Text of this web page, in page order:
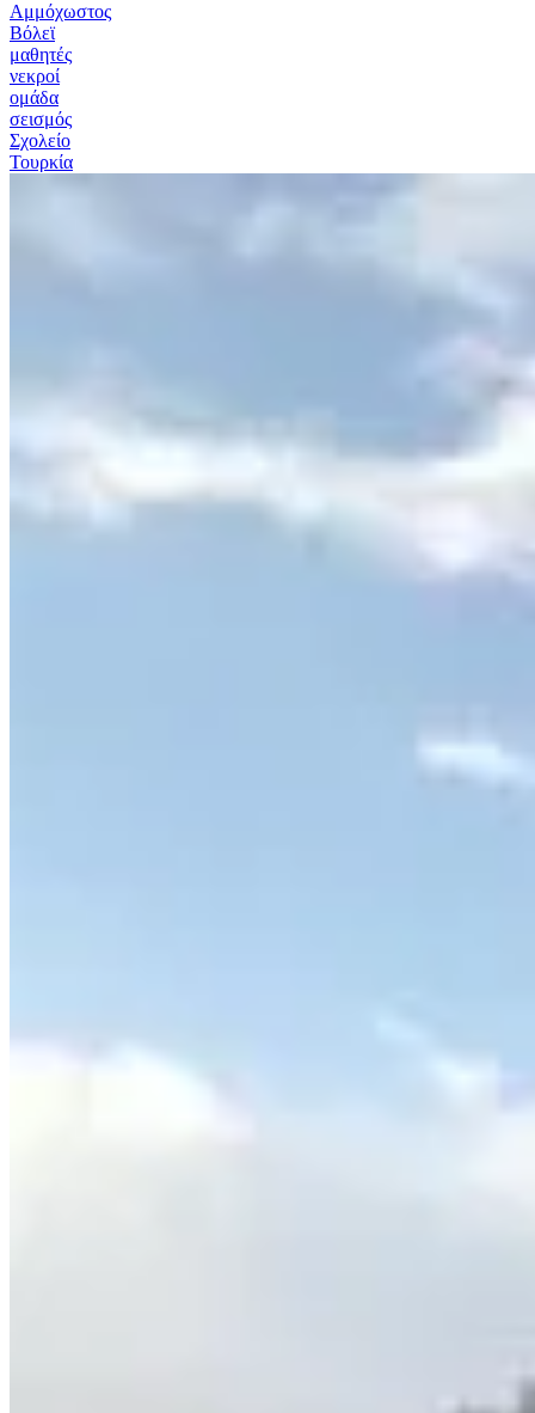
Αμμόχωστος
Βόλεϊ
μαθητές
νεκροί
ομάδα
σεισμός
Σχολείο
Τουρκία